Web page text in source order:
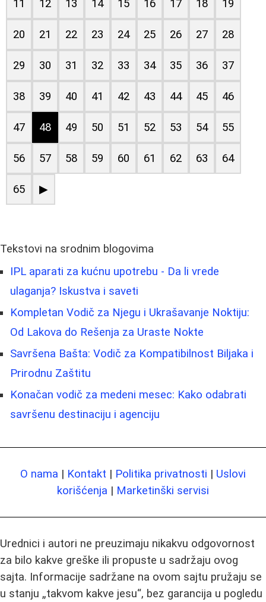
11 12 13 14 15 16 17 18 19
20 21 22 23 24 25 26 27 28
29 30 31 32 33 34 35 36 37
38 39 40 41 42 43 44 45 46
47 48 49 50 51 52 53 54 55
56 57 58 59 60 61 62 63 64
65 ▶
Tekstovi na srodnim blogovima
IPL aparati za kućnu upotrebu - Da li vrede
ulaganja? Iskustva i saveti
Kompletan Vodič za Njegu i Ukrašavanje Noktiju:
Od Lakova do Rešenja za Uraste Nokte
Savršena Bašta: Vodič za Kompatibilnost Biljaka i
Prirodnu Zaštitu
Konačan vodič za medeni mesec: Kako odabrati
savršenu destinaciju i agenciju
O nama | Kontakt | Politika privatnosti | Uslovi
korišćenja | Marketinški servisi
Urednici i autori ne preuzimaju nikakvu odgovornost
za bilo kakve greške ili propuste u sadržaju ovog
sajta. Informacije sadržane na ovom sajtu pružaju se
u stanju „takvom kakve jesu“, bez garancija u pogledu